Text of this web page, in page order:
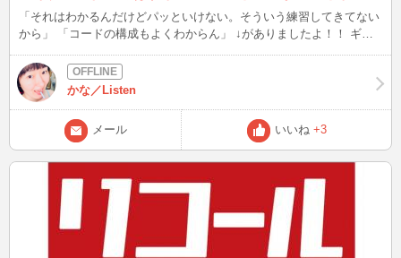
「それはわかるんだけどパッといけない。そういう練習してきてない
から」 「コードの構成もよくわからん」 ↓がありましたよ！！ ギタ
https://my-best.com/6496 YouTube見るだけだと挫折しちゃうけど、
アプリなら気軽に続けられるんじゃない？？ ギターは管轄外なの
で、詳しいことはわかりませんが😅 これならお役に立てる？？ この
後、22:10 これをきっかけに、またギターに向き合えると良いですね
がった話題を発信！ 良いなと思った方は、お気に入り登録よろしく
どうぞ♪ こんなファッションして、待ち合わせしてなど、リクエスト
OK☆ 最後まで読んでいただき、ありがとうございましたm(__)m
かな／Listen
メール いいね +3